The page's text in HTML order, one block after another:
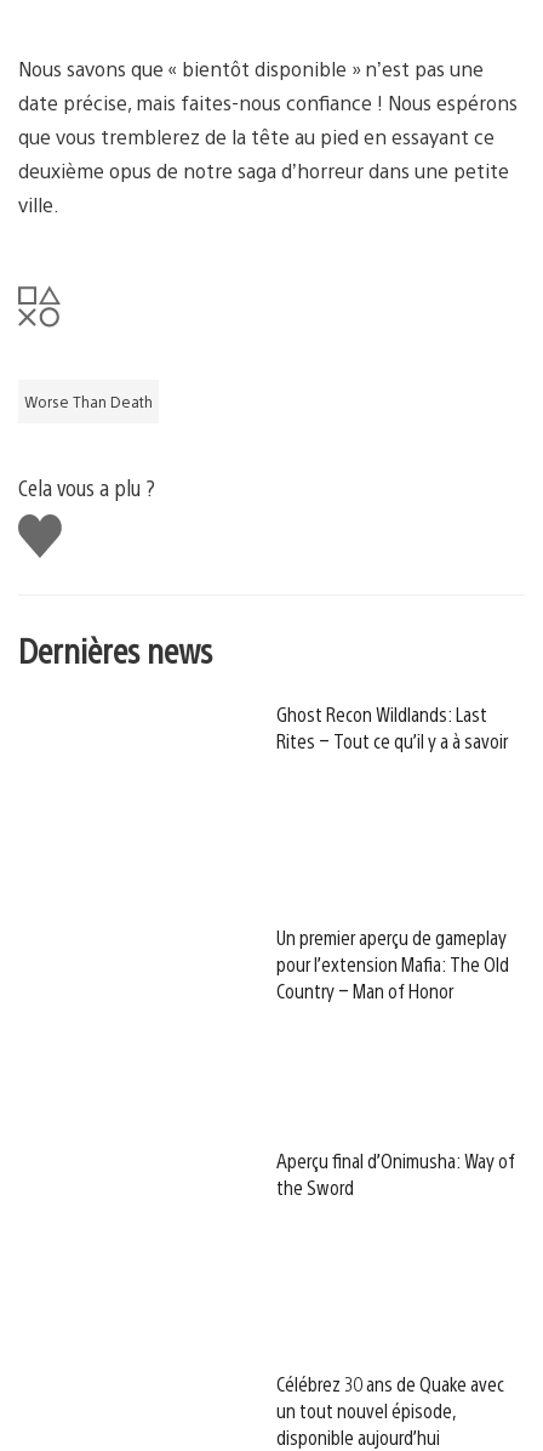
Nous savons que « bientôt disponible » n’est pas une
date précise, mais faites-nous confiance ! Nous espérons
que vous tremblerez de la tête au pied en essayant ce
deuxième opus de notre saga d’horreur dans une petite
ville.
Worse Than Death
Cela vous a plu ?
J'aime
Dernières news
Ghost Recon Wildlands: Last
Rites – Tout ce qu’il y a à savoir
Un premier aperçu de gameplay
pour l’extension Mafia: The Old
Country – Man of Honor
Aperçu final d’Onimusha: Way of
the Sword
Célébrez 30 ans de Quake avec
un tout nouvel épisode,
disponible aujourd’hui